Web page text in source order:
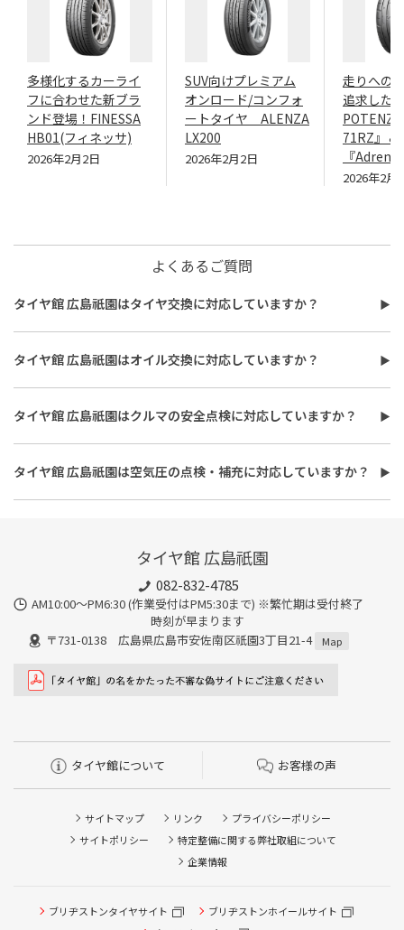
タイヤ点検・安全点検/タイヤ履き替え/オイル交換/その他
多様化するカーライ
フに合わせた新ブラ
ンド登場！FINESSA
HB01(フィネッサ)
2026年2月2日
SUV向けプレミアム
オンロード/コンフォ
ートタイヤ ALENZA
LX200
2026年2月2日
走りへの
追求した
71RZ』＆
『
2026年2月
よくあるご質問
タイヤ館 広島祇園はタイヤ交換に対応していますか？
タイヤ館 広島祇園はタイヤ交換に対応しています。
費用は、タイヤ交換工賃のほかに、タイヤ本体の価格やホイール
バランス調整、使用済みタイヤ処分費用などがかかる場合があり
ます。
また、作業時間は最短で約30分程度ですが、作業内容や交換本
数、車種により異なり、時間がかかる場合もございます。詳細は店
舗スタッフまでお気軽にご相談ください
タイヤ館 広島祇園はオイル交換に対応していますか？
タイヤ館 広島祇園はオイル交換に対応しています。
使用するオイルの種類（鉱物油・部分合成油・全合成油）や粘
度、交換量によって費用が変わります。工賃やフィルター代を含め
た交換費用については、店舗スタッフまでお問い合わせくださ
い。
また、所要時間は最短約30分程度になります。こちらもオイルフ
ィルターの同時交換や、在庫・車種、作業時期等により時間が変
タイヤ館 広島祇園はクルマの安全点検に対応していますか？
タイヤ館 広島祇園はおクルマの安全点検に対応しています。最短
30分、無料で対応させていただきます。
タイヤ館 広島祇園は空気圧の点検・補充に対応していますか？
タイヤ館 広島祇園は空気圧の点検・補充に対応しています。最短
タイヤ館 広島祇園
082-832-4785
AM10:00～PM6:30 (作業受付はPM5:30まで) ※繁忙期は受付終了
時刻が早まります
〒731-0138 広島県広島市安佐南区祇園3丁目21-4
Map
タイヤ館について お客様の声
サイトマップ リンク
プライバシーポリシー
サイトポリシー
特定整備に関する弊社取組について
企業情報
ブリヂストンタイヤサイト
ブリヂストンホイールサイト
タイヤ点検・安全点検/タイヤ履き替え/オイル交換/その他